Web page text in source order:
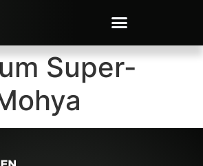
Super-